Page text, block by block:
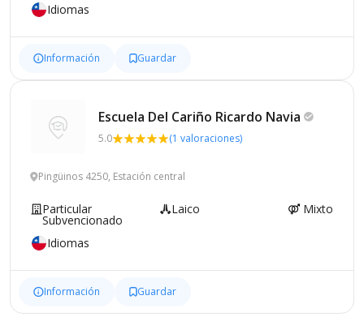
Idiomas
Información Guardar
Escuela Del Cariño Ricardo Navia
5.0 (1 valoraciones)
Pingüinos 4250, Estación central
Particular
Subvencionado
Laico Mixto
Idiomas
Información Guardar